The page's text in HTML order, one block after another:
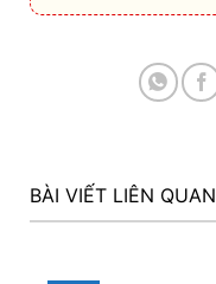
BÀI VIẾT LIÊN QUAN